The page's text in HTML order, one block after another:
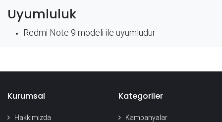
Uyumluluk
Redmi Note 9 modeli ile uyumludur​
Kurumsal
Hakkımızda
Kategoriler
Kampanyalar